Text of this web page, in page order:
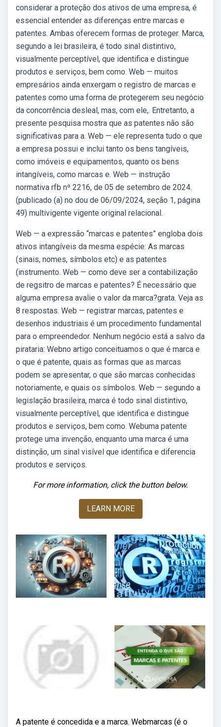
considerar a proteção dos ativos de uma empresa, é
essencial entender as diferenças entre marcas e
patentes. Ambas oferecem formas de proteger. Marca,
segundo a lei brasileira, é todo sinal distintivo,
visualmente perceptível, que identifica e distingue
produtos e serviços, bem como. Web — muitos
empresários ainda enxergam o registro de marcas e
patentes como uma forma de protegerem seu negócio
da concorrência desleal, mas, com ele,. Entretanto, a
presente pesquisa mostra que as patentes não são
significativas para a. Web — ele representa tudo o que
a empresa possui e inclui tanto os bens tangíveis,
como imóveis e equipamentos, quanto os bens
intangíveis, como marcas e. Web — instrução
normativa rfb nº 2216, de 05 de setembro de 2024.
(publicado (a) no dou de 06/09/2024, seção 1, página
49) multivigente vigente original relacional.
Web — a expressão “marcas e patentes” engloba dois
ativos intangíveis da mesma espécie: As marcas
(sinais, nomes, símbolos etc) e as patentes
(instrumento. Web — como deve ser a contabilização
de regsitro de marcas e patentes? É necessário que
alguma empresa avalie o valor da marca?grata. Veja as
8 respostas. Web — registrar marcas, patentes e
desenhos industriais é um procedimento fundamental
para o empreendedor. Nenhum negócio está a salvo da
pirataria: Webno artigo conceituamos o que é marca e
o que é patente, quais as formas que as marcas
podem se apresentar, o que são marcas conhecidas
notoriamente, e quais os símbolos. Web — segundo a
legislação brasileira, marca é todo sinal distintivo,
visualmente perceptível, que identifica e distingue
produtos e serviços, bem como. Webuma patente
protege uma invenção, enquanto uma marca é uma
distinção, um sinal visível que identifica e diferencia
produtos e serviços.
For more information, click the button below.
LEARN MORE
A patente é concedida e a marca. Webmarcas (é o